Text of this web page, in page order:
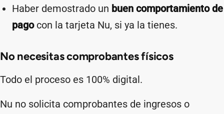
Haber demostrado un buen comportamiento de
pagocon la tarjeta Nu, si ya la tienes.
No necesitas comprobantes físicos
Todo el proceso es 100% digital.
Nu no solicita comprobantes de ingresos o